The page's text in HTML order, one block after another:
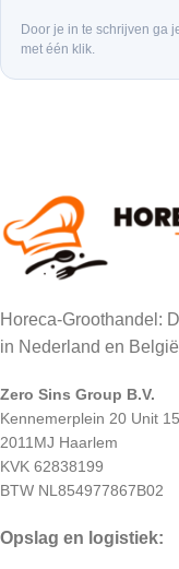
Door je in te schrijven ga
met één klik.
Horeca-Groothandel:
in Nederland en
Zero Sins Group B.V.
Kennemerplein 20 Unit
2011MJ Haarlem
KVK 62838199
BTW NL854977867B02
Opslag en logistiek: